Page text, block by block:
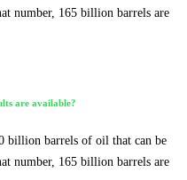
number, 165 billion barrels are
are available?
billion barrels of oil that can be
number, 165 billion barrels are